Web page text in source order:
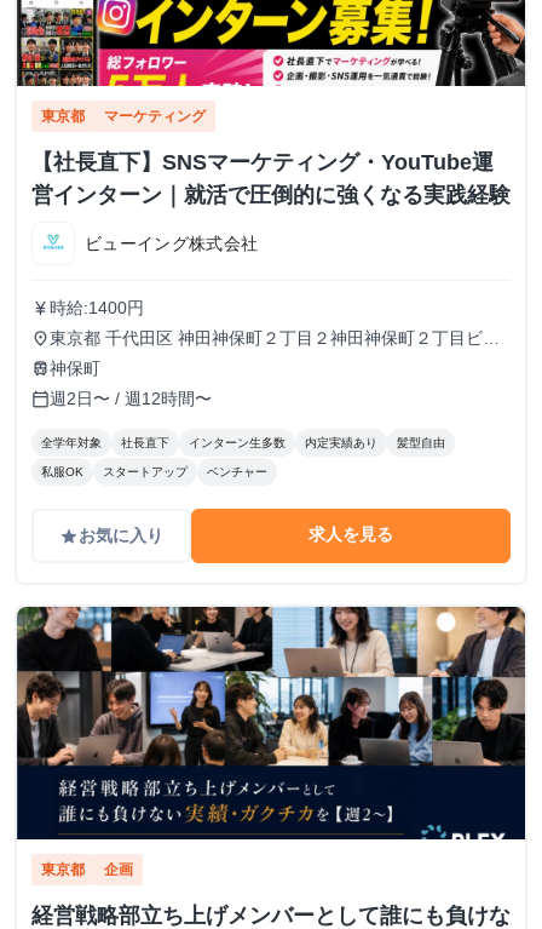
東京都 マーケティング
【社長直下】SNSマーケティング・YouTube運
営インターン｜就活で圧倒的に強くなる実践経験
ビューイング株式会社
currency_yen 時給:1400円
place東京都 千代田区 神田神保町２丁目２神田神保町２丁目ビル
５０２号室
train神保町
calendar_today週2日〜 / 週12時間〜
全学年対象 社長直下 インターン生多数 内定実績あり 髪型自由
私服OK スタートアップ ベンチャー
gradeお気に入り 求人を見る
東京都 企画
経営戦略部立ち上げメンバーとして誰にも負けな